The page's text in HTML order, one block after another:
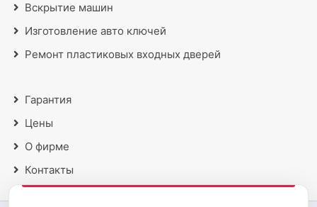
Вскрытие машин
Изготовление авто ключей
Ремонт пластиковых входных дверей
Гарантия
Цены
О фирме
Контакты